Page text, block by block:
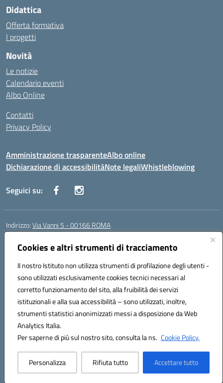
Cookies e altri strumenti di tracciamento
Il nostro Istituto non utilizza strumenti di profilazione degli utenti -
sono utilizzati esclusivamente cookies tecnici necessari al
corretto funzionamento del sito, alla fruibilità dei servizi
istituzionali e alla sua accessibilità – sono utilizzati, inoltre,
strumenti statistici anonimizzati messi a disposizione da Web
Analytics Italia.
Per saperne di più sul nostro sito, consulta la ns. Cookie Policy.
Personalizza Rifiuta tutto Accettare tutto
Didattica
Offerta formativa
I progetti
Novità
Le notizie
Calendario eventi
Albo Online
Contatti
Privacy Policy
Amministrazione trasparenteAlbo online
Dichiarazione di accessibilitàNote legaliWhistleblowing
Seguici su:
Indirizzo:Via Vanni 5 - 00166 ROMA
Centralino:
Posta elettronica certificata (PEC):RMIC86500P@pec.istruzione.it
Codice fiscale: 97197050582
Codice meccanografico:RMIC86500P
Codice Indice delle Pubbliche Amministrazioni (IPA): istsc_RMIC86500P
Codice unico di fatturazione (CUF): UFSRRZ
Hosting & Powered by 3D Solution S.r.l.
Concept & Design by Designers Italia